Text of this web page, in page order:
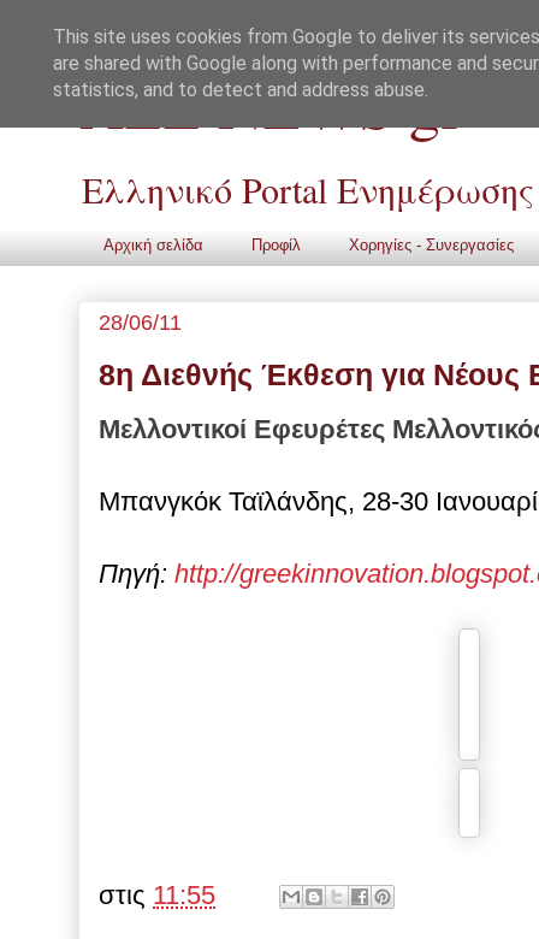
ALL NEWS gr
Ελληνικό Portal Ενημέρωσης
Αρχική σελίδα Προφίλ Χορηγίες - Συνεργασίες
28/06/11
8η Διεθνής Έκθεση για Νέους
Μελλοντικοί Εφευρέτες
Μπανγκόκ Ταϊλάνδης, 28-30
Πηγή: http://
στις 11:55
This site uses cookies from Google to deliver its
are shared with Google along with performance and
statistics, and to detect and address abuse.